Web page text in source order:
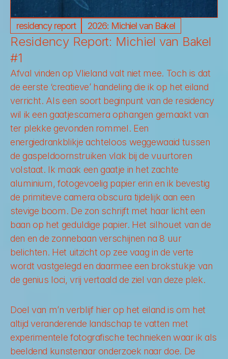
residency report 2026: Michiel van Bakel
Residency Report: Michiel van Bakel
#1
Afval vinden op Vlieland valt niet mee. Toch is dat
de eerste ‘creatieve’ handeling die ik op het eiland
verricht. Als een soort beginpunt van de residency
wil ik een gaatjescamera ophangen gemaakt van
ter plekke gevonden rommel. Een
energiedrankblikje achteloos weggewaaid tussen
de gaspeldoornstruiken vlak bij de vuurtoren
volstaat. Ik maak een gaatje in het zachte
aluminium, fotogevoelig papier erin en ik bevestig
de primitieve camera obscura tijdelijk aan een
stevige boom. De zon schrijft met haar licht een
baan op het geduldige papier. Het silhouet van de
den en de zonnebaan verschijnen na 8 uur
belichten. Het uitzicht op zee vaag in de verte
wordt vastgelegd en daarmee een brokstukje van
de genius loci, vrij vertaald de ziel van deze plek.
Doel van m’n verblijf hier op het eiland is om het
altijd veranderende landschap te vatten met
experimentele fotografische technieken waar ik als
beeldend kunstenaar onderzoek naar doe. De